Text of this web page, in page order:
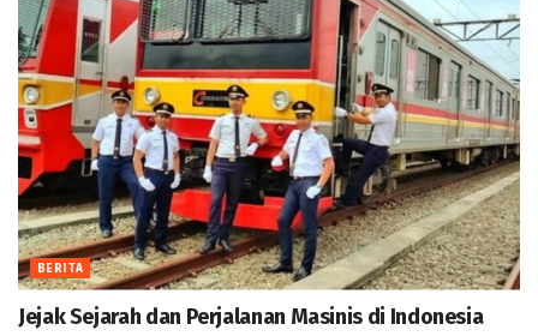
BERITA
Jejak Sejarah dan Perjalanan Masinis di Indonesia